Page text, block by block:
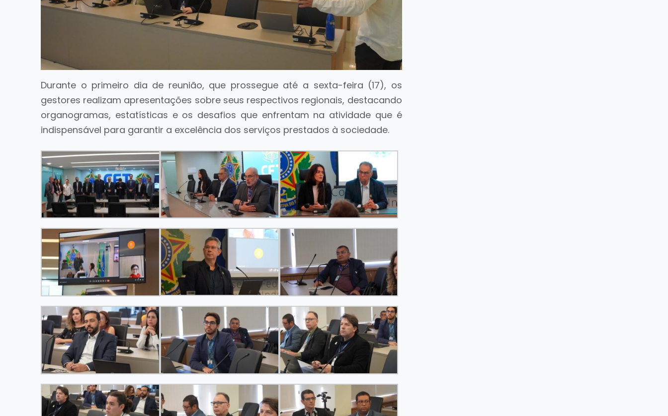
Durante o primeiro dia de reunião, que prossegue até a sexta-feira (17), os
gestores realizam apresentações sobre seus respectivos regionais, destacando
organogramas, estatísticas e os desafios que enfrentam na atividade que é
indispensável para garantir a excelência dos serviços prestados à sociedade.